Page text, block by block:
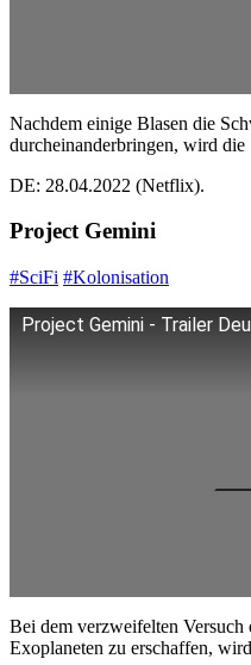
Nachdem einige Blasen die
durcheinanderbringen, wird die
DE: 28.04.2022 (Netflix).
Project Gemini
#SciFi #Kolonisation
Project Gemini - Trailer
Bei dem verzweifelten Versuch
Exoplaneten zu erschaffen,